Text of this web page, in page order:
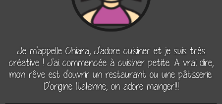
Je m'appelle Chiara, J'adore cuisiner et je suis très
créative ! J'ai commencée à cuisiner petite. A vrai dire,
mon rêve est d'ouvrir un restaurant ou une pâtisserie.
D'origine Italienne, on adore manger!!!